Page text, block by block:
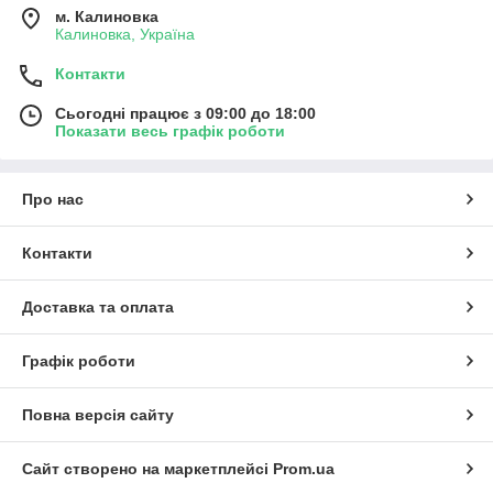
м. Калиновка
Калиновка, Україна
Контакти
Сьогодні працює з 09:00 до 18:00
Показати весь графік роботи
Про нас
Контакти
Доставка та оплата
Графік роботи
Повна версія сайту
Сайт створено на маркетплейсі Prom.ua